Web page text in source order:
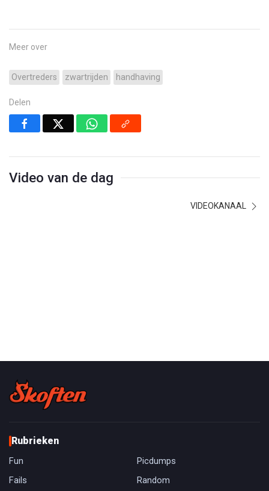
Meer over
Overtreders zwartrijden handhaving
Delen
Video van de dag
VIDEOKANAAL
Rubrieken
Fun
Picdumps
Fails
Random